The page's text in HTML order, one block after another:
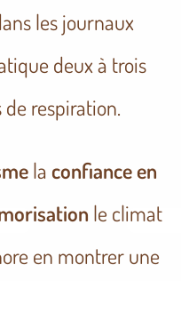
les journaux
deux à trois
respiration.
la confiance en
le climat
en montrer une